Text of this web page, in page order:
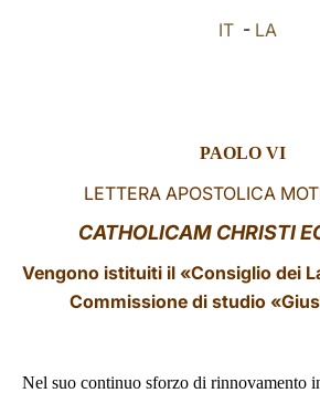
IT- LA
PAOLO VI
LETTERA APOSTOLICA
CATHOLICAM CHRISTI
Vengono istituiti il «Consiglio dei
Commissione di studio
Nel suo continuo sforzo di rinnovamento